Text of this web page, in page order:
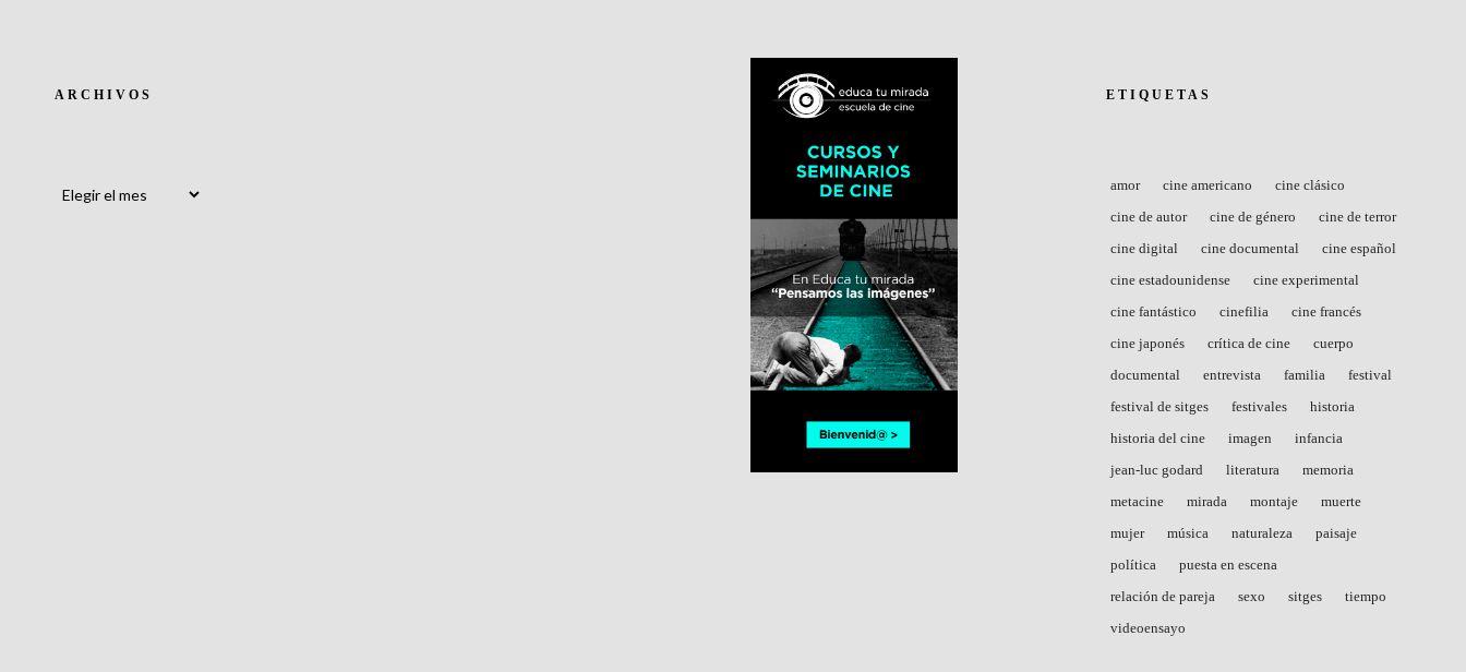
ARCHIVOS ETIQUETAS
amor cine americano
cine clásico
cine de autor
cine de género
cine de terror
cine digital
cine documental
cine español
cine estadounidense
cine experimental
cine fantástico
cinefilia
cine francés
cine japonés
crítica de cine
cuerpo
documental
entrevista familia
festival
festival de sitges
festivales
historia
historia del cine
imagen
infancia
jean-luc godard
literatura
memoria
metacine
mirada montaje
muerte
mujer
música naturaleza
paisaje
política
puesta en escena
relación de pareja
sexo sitges
tiempo
videoensayo